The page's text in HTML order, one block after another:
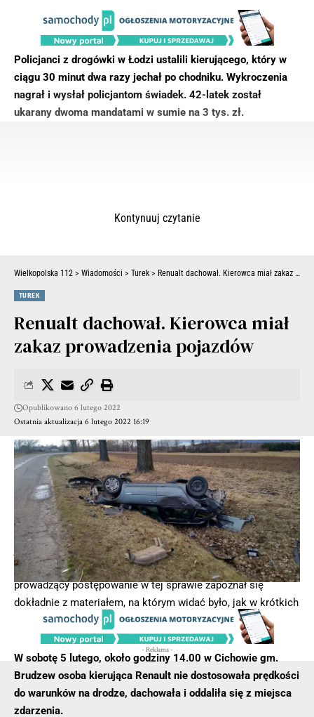
Policjanci z drogówki w Łodzi ustalili kierującego, który w
ciągu 30 minut dwa razy jechał po chodniku. Wykroczenia
nagrał i wysłał policjantom świadek. 42-latek został
ukarany dwoma mandatami w sumie na 3 tys. zł.
W dniu, 24 stycznia, na skrzynkę mailową drogówki w Łodzi
wpłynęło zawiadomienie od mieszkańca, dotyczące jazdy po
chodniku. Wykroczenie, którego był świadkiem miało
miejsce 4 stycznia na ul. Pabianickiej, kolejno o godzinie
11:15 oraz 11:45.
Zgłaszający w swoim zawiadomieniu podkreślał jak ważne
jest bezpieczeństwo pieszych, oraz jak duże zagrożenie
stworzył uwieczniony na nagraniu kierujący. Funkcjonariusz
prowadzący postępowanie w tej sprawie zapoznał się
dokładnie z materiałem, na którym widać było, jak w krótkich
odstępach czasu kierujący nissanem dwa razy jedzie po
chodniku, który jest przeznaczony wyłącznie dla pieszych.
- Reklama -
Kontynuuj czytanie
Wielkopolska 112 > Wiadomości > Turek > Renualt dachował. Kierowca miał zakaz prowadzenia pojazdów
TUREK
Renualt dachował. Kierowca miał
zakaz prowadzenia pojazdów
Ostatnia aktualizacja 6 lutego 2022 16:19
Opublikowano 6 lutego 2022
W sobotę 5 lutego, około godziny 14.00 w Cichowie gm.
Brudzew osoba kierująca Renault nie dostosowała prędkości
do warunków na drodze, dachowała i oddaliła się z miejsca
zdarzenia.